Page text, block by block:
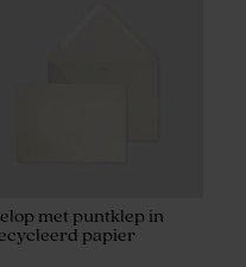
met puntklep in
papier